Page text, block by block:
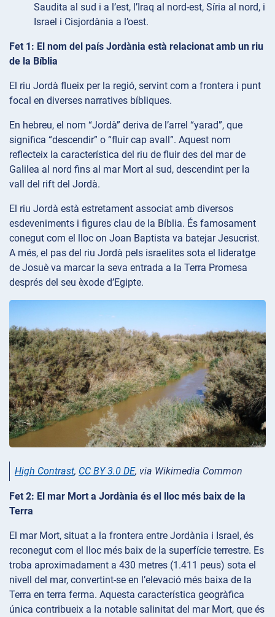
Saudita al sud i a l’est, l’Iraq al nord-est, Síria al nord, i
Israel i Cisjordània a l’oest.
Fet 1: El nom del país Jordània està relacionat amb un riu
de la Bíblia
El riu Jordà flueix per la regió, servint com a frontera i punt
focal en diverses narratives bíbliques.
En hebreu, el nom “Jordà” deriva de l’arrel “yarad”, que
significa “descendir” o “fluir cap avall”. Aquest nom
reflecteix la característica del riu de fluir des del mar de
Galilea al nord fins al mar Mort al sud, descendint per la
vall del rift del Jordà.
El riu Jordà està estretament associat amb diversos
esdeveniments i figures clau de la Bíblia. És famosament
conegut com el lloc on Joan Baptista va batejar Jesucrist.
A més, el pas del riu Jordà pels israelites sota el lideratge
de Josuè va marcar la seva entrada a la Terra Promesa
després del seu èxode d’Egipte.
High Contrast, CC BY 3.0 DE, via Wikimedia Common
Fet 2: El mar Mort a Jordània és el lloc més baix de la
Terra
El mar Mort, situat a la frontera entre Jordània i Israel, és
reconegut com el lloc més baix de la superfície terrestre. Es
troba aproximadament a 430 metres (1.411 peus) sota el
nivell del mar, convertint-se en l’elevació més baixa de la
Terra en terra ferma. Aquesta característica geogràfica
única contribueix a la notable salinitat del mar Mort, que és